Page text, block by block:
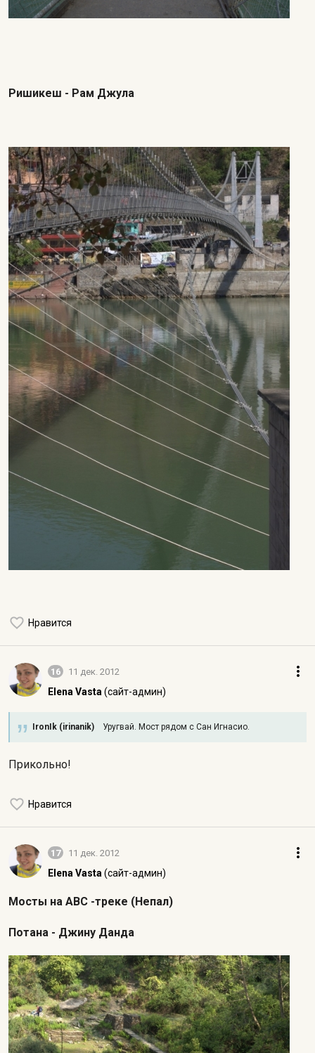
Ришикеш - Рам Джула
Нравится
16 11 дек. 2012
Elena Vasta(сайт-админ)
IronIk (irinanik) Уругвай. Мост рядом с Сан Игнасио.
Прикольно!
Нравится
17 11 дек. 2012
Elena Vasta(сайт-админ)
Мосты на АВС -треке (Непал)
Потана - Джину Данда